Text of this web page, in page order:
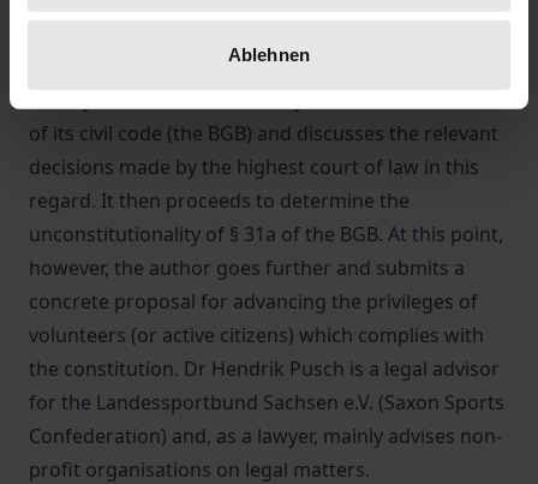
Ablehnen
overview of the legislative development of legal
of its civil code (the BGB) and discusses the relevant
decisions made by the highest court of law in this
regard. It then proceeds to determine the
unconstitutionality of § 31a of the BGB. At this point,
however, the author goes further and submits a
concrete proposal for advancing the privileges of
volunteers (or active citizens) which complies with
the constitution. Dr Hendrik Pusch is a legal advisor
for the Landessportbund Sachsen e.V. (Saxon Sports
Confederation) and, as a lawyer, mainly advises non-
profit organisations on legal matters.